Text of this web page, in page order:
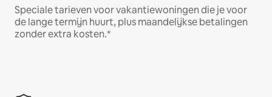
Speciale tarieven voor vakantiewoningen die je voor
de lange termijn huurt, plus maandelijkse betalingen
zonder extra kosten.*